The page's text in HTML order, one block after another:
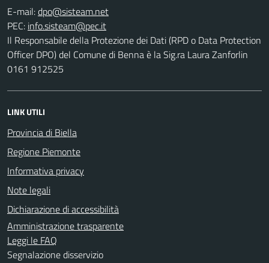
E-mail:
PEC:
Il Responsabile della Protezione dei Dati (RPD o Data Protection
Officer DPO) del Comune di Benna è la Sig.ra Laura Zanforlin
0161 912525
LINK UTILI
Provincia di Biella
Regione Piemonte
Informativa privacy
Note legali
Dichiarazione di accessibilità
Amministrazione trasparente
Leggi le FAQ
Segnalazione disservizio